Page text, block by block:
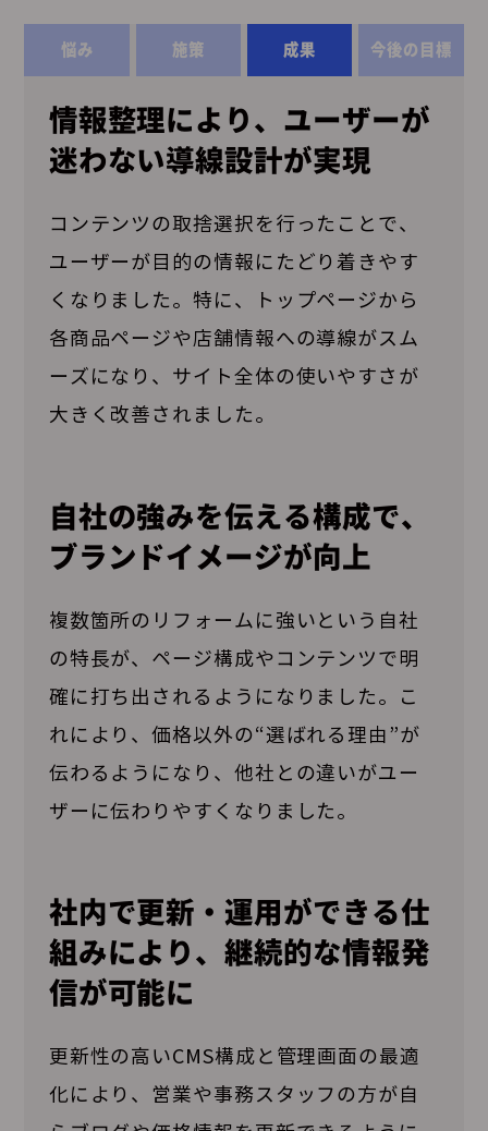
悩み 施策 成果 今後の目標
情報整理により、ユーザーが
迷わない導線設計が実現
コンテンツの取捨選択を行ったことで、
ユーザーが目的の情報にたどり着きやす
くなりました。特に、トップページから
各商品ページや店舗情報への導線がスム
ーズになり、サイト全体の使いやすさが
大きく改善されました。
自社の強みを伝える構成で、
ブランドイメージが向上
複数箇所のリフォームに強いという自社
の特長が、ページ構成やコンテンツで明
確に打ち出されるようになりました。こ
れにより、価格以外の“選ばれる理由”が
伝わるようになり、他社との違いがユー
ザーに伝わりやすくなりました。
社内で更新・運用ができる仕
組みにより、継続的な情報発
信が可能に
更新性の高いCMS構成と管理画面の最適
化により、営業や事務スタッフの方が自